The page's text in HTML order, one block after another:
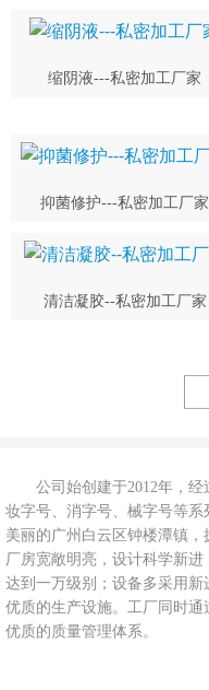
缩阴液---私密加工厂家
抑菌修护---私密加工厂家
清洁凝胶--私密加工厂家
公司始创建于2012年，
妆字号、消字号、械字号等
美丽的广州白云区钟楼潭镇，
厂房宽敞明亮，设计科学新
达到一万级别；设备多采用
优质的生产设施。工厂同时通
优质的质量管理体系。